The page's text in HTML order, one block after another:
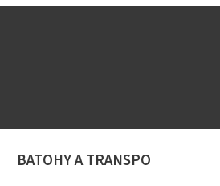
BATOHY A TRANSPORT